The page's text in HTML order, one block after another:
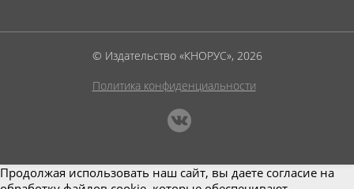
© Издательство «КНОРУС», 2026
Политика конфиденциальности
Продолжая использовать наш сайт, вы даете согласие на